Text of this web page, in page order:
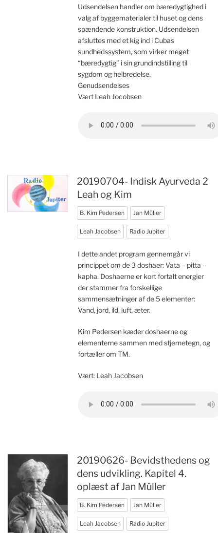
Udsendelsen handler om bæredygtighed i
valg af byggematerialer til huset og dens
spændende konstruktion. Udsendelsen
afsluttes med et kig ind i Cubas
sundhedssystem, som virker meget
“bæredygtig” i sin grundindstilling til
sygdom og helbredelse.
Genudsendelses
Vært Leah Jocobsen
20190704- Indisk Ayurveda 2
Leah og Kim
B. Kim Pedersen Jan Müller
Leah Jacobsen Radio Jupiter
I dette andet program gennemgår vi
princippet om de 3 doshaer: Vata – pitta –
kapha. Doshaerne er kort fortalt energier
der stammer fra forskellige
sammensætninger af de 5 elementer:
Vand, jord, ild, luft, æter.
Kim Pedersen kæder doshaerne og
elementerne sammen med stjernetegn, og
fortæller om TM.
Vært: Leah Jacobsen
20190626- Bevidsthedens og
dens udvikling. Kapitel 4.
oplæst af Jan Müller
B. Kim Pedersen Jan Müller
Leah Jacobsen Radio Jupiter